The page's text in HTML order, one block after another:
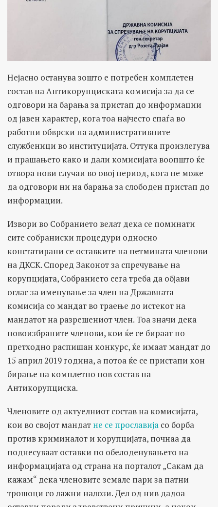
Нејасно останува зошто е потребен комплетен
состав на Антикорупциската комисија за да се
одговори на барања за пристап до информации
од јавен карактер, кога тоа најчесто спаѓа во
работни обврски на административните
службеници во институцијата. Оттука произлегува
и прашањето како и дали комисијата воопшто ќе
отвора нови случаи во овој период, кога не може
да одговори ни на барања за слободен пристап до
информации.
Извори во Собранието велат дека се поминати
сите собраниски процедури односно
констатирани се оставките на петмината членови
на ДКСК. Според Законот за спречување на
корупцијата, Собранието сега треба да објави
оглас за именување за член на Државната
комисија со мандат во траење до истекот на
мандатот на разрешениот член. Тоа значи дека
новоизбраните членови, кои ќе се бираат по
претходно распишан конкурс, ќе имаат мандат до
15 април 2019 година, а потоа ќе се пристапи кон
бирање на комплетно нов состав на
Антикорупциска.
Членовите од актуелниот состав на комисијата,
кои во својот мандат не се прославија со борба
против криминалот и корупцијата, почнаа да
поднесуваат оставки по обелоденувањето на
информацијата од страна на порталот „Сакам да
кажам“ дека членовите земале пари за патни
трошоци со лажни налози. Дел од нив дадоа